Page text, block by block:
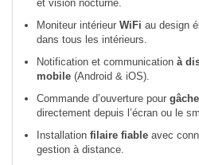
et vision nocturne.
Moniteur intérieur WiFi au design
dans tous les intérieurs.
Notification et communication à
mobile (Android & iOS).
Commande d’ouverture pour
directement depuis l’écran ou le
Installation filaire fiable avec
gestion à distance.